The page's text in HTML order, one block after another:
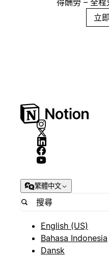
立
繁體中文
English (US)
Bahasa Indonesia
Dansk